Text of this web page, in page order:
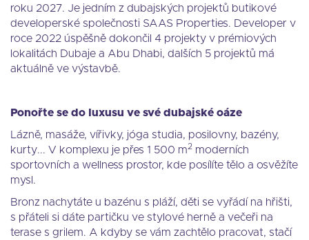
roku 2027. Je jedním z dubajských projektů butikové
developerské společnosti SAAS Properties. Developer v
roce 2022 úspěšně dokončil 4 projekty v prémiových
lokalitách Dubaje a Abu Dhabi, dalších 5 projektů má
aktuálně ve výstavbě.
Ponořte se do luxusu ve své dubajské oáze
Lázně, masáže, vířivky, jóga studia, posilovny, bazény,
kurty... V komplexu je přes 1 500 m2 moderních
sportovních a wellness prostor, kde posílíte tělo a osvěžíte
mysl.
Bronz nachytáte u bazénu s pláží, děti se vyřádí na hřišti,
s přáteli si dáte partičku ve stylové herně a večeři na
terase s grilem. A kdyby se vám zachtělo pracovat, stačí